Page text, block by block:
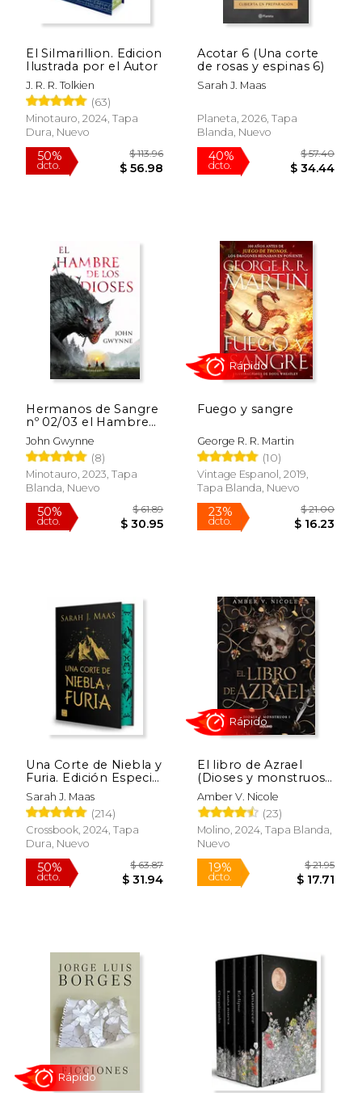
50%
dcto.
50%
dcto.
El Silmarillion. Edicion
Ilustrada por el Autor
J. R. R. Tolkien
(63)
Minotauro, 2024, Tapa
Dura, Nuevo
50%
dcto.
Acotar 6 (Una corte
de rosas y espinas 6)
Sarah J. Maas
Planeta, 2026, Tapa
Blanda, Nuevo
40%
dcto.
Hermanos de Sangre
nº 02/03 el Hambre
de los Dioses
John Gwynne
(8)
Minotauro, 2023, Tapa
Blanda, Nuevo
Fuego y sangre
George R. R. Martin
(10)
Vintage Espanol, 2019,
Tapa Blanda, Nuevo
Una Corte de Niebla y
Furia. Edición Especial
(Acotar 2)
Sarah J. Maas
(214)
Crossbook, 2024, Tapa
Dura, Nuevo
El libro de Azrael
(Dioses y monstruos
1)
Amber V. Nicole
(23)
Molino, 2024, Tapa Blanda,
Nuevo